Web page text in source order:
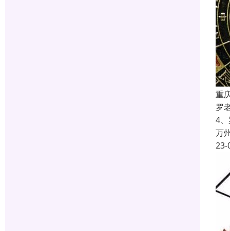
重
罗
4
万
23-